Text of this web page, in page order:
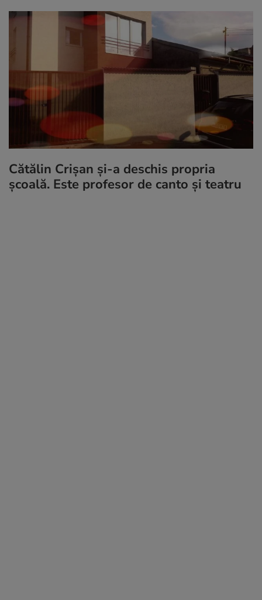
Cătălin Crișan și-a deschis propria
școală. Este profesor de canto și teatru